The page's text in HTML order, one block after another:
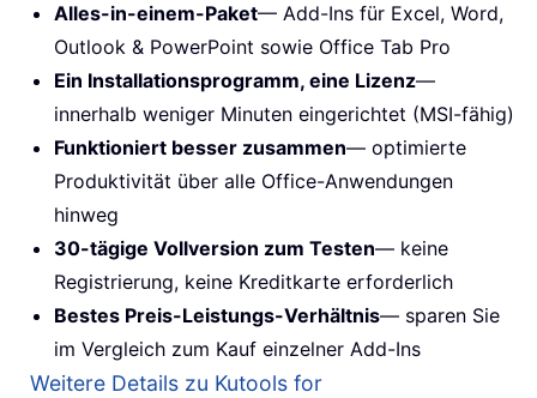
Alles-in-einem-Paket— Add-Ins für Excel, Word,
Outlook & PowerPoint sowie Office Tab Pro
Ein Installationsprogramm, eine Lizenz—
innerhalb weniger Minuten eingerichtet (MSI-fähig)
Funktioniert besser zusammen— optimierte
Produktivität über alle Office-Anwendungen
hinweg
30-tägige Vollversion zum Testen— keine
Registrierung, keine Kreditkarte erforderlich
Bestes Preis-Leistungs-Verhältnis— sparen Sie
im Vergleich zum Kauf einzelner Add-Ins
Weitere Details zu Kutools for